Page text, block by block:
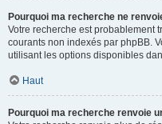
Pourquoi ma recherche ne
Votre recherche est probablement
courants non indexés par phpBB.
utilisant les options disponibles
Haut
Pourquoi ma recherche renvoie